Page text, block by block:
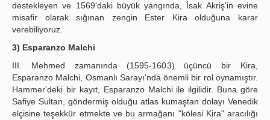
destekleyen ve 1569'daki büyük yangında, İsak Akriş'in evine
misafir olarak sığınan zengin Ester Kira olduğuna karar
verebiliyoruz.
3) Esparanzo Malchi
III. Mehmed zamanında (1595-1603) üçüncü bir Kira,
Esparanzo Malchi, Osmanlı Sarayı'nda önemli bir rol oynamıştır.
Hammer'deki bir kayıt, Esparanzo Malchi ile ilgilidir. Buna göre
Safiye Sultan, göndermiş olduğu atlas kumaştan dolayı Venedik
elçisine teşekkür etmekte ve bu armağanı "kölesi Kira" aracılığı